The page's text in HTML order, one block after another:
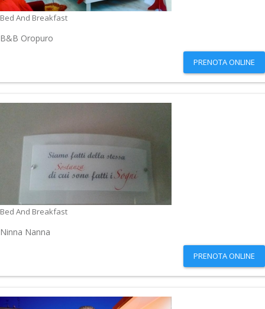
Bed And Breakfast
B&B Oropuro
PRENOTA ONLINE
Bed And Breakfast
Ninna Nanna
PRENOTA ONLINE